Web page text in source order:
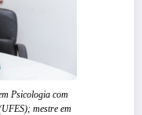
Psicologia com
mestre em